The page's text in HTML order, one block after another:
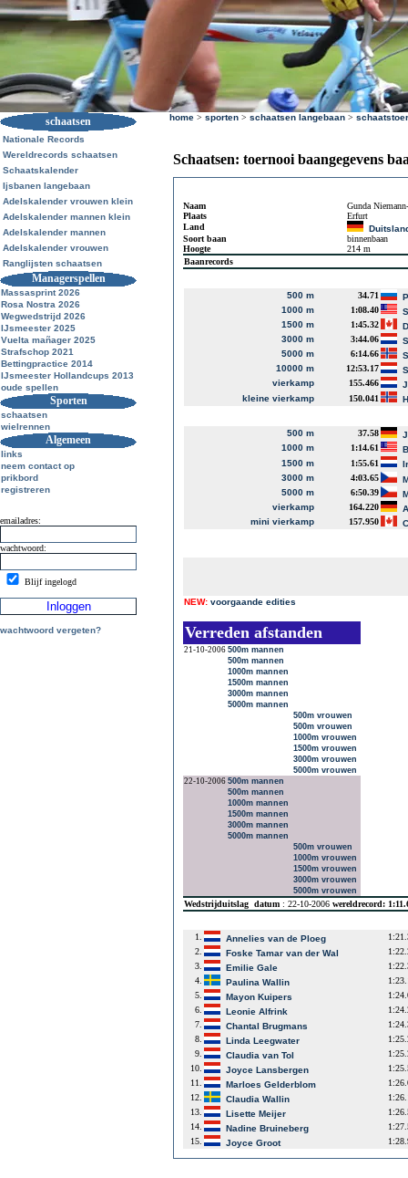
schaatsen
Nationale Records
Wereldrecords schaatsen
Schaatskalender
Ijsbanen langebaan
Adelskalender vrouwen klein
Adelskalender mannen klein
Adelskalender mannen
Adelskalender vrouwen
Ranglijsten schaatsen
Managerspellen
Massasprint 2026
Rosa Nostra 2026
Wegwedstrijd 2026
IJsmeester 2025
Vuelta mañager 2025
Strafschop 2021
Bettingpractice 2014
IJsmeester Hollandcups 2013
oude spellen
Sporten
schaatsen
wielrennen
Algemeen
links
neem contact op
prikbord
registreren
emailadres:
wachtwoord:
Blijf ingelogd
wachtwoord vergeten?
home > sporten > schaatsen langebaan >
Schaatsen: toernooi baangegevens
Naam
Gunda
Plaats
Erfurt
Land
Soort baan
binnenbaan
Hoogte
214 m
Baanrecords
500 m 34.71
1000 m
1:08.40
1500 m
1:45.32
3000 m
3:44.06
5000 m
6:14.66
10000 m
12:53.17
vierkamp
155.466
kleine vierkamp
150.041
500 m 37.58
1000 m
1:14.61
1500 m
1:55.61
3000 m
4:03.65
5000 m
6:50.39
vierkamp
164.220
mini vierkamp
157.950
NEW: voorgaande edities
Verreden afstanden
21-10-2006 500m mannen
500m mannen
1000m mannen
1500m mannen
3000m mannen
5000m mannen
500m vrouwen
500m vrouwen
1000m vrouwen
1500m vrouwen
3000m vrouwen
5000m vrouwen
22-10-2006 500m mannen
500m mannen
1000m mannen
1500m mannen
3000m mannen
5000m mannen
500m vrouwen
1000m vrouwen
1500m vrouwen
3000m vrouwen
5000m vrouwen
Wedstrijduitslag datum : 22-10-2006 wereldrecord:
1. Annelies van de Ploeg
2.
Foske Tamar van der Wal
3.
Emilie Gale
4.
Paulina Wallin
5.
Mayon Kuipers
6.
Leonie Alfrink
7.
Chantal Brugmans
8.
Linda Leegwater
9.
Claudia van Tol
10.
Joyce Lansbergen
11.
Marloes Gelderblom
12.
Claudia Wallin
13.
Lisette Meijer
14.
Nadine Bruineberg
15.
Joyce Groot